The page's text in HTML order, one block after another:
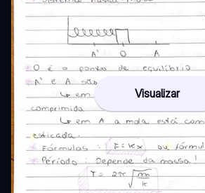
Visualizar